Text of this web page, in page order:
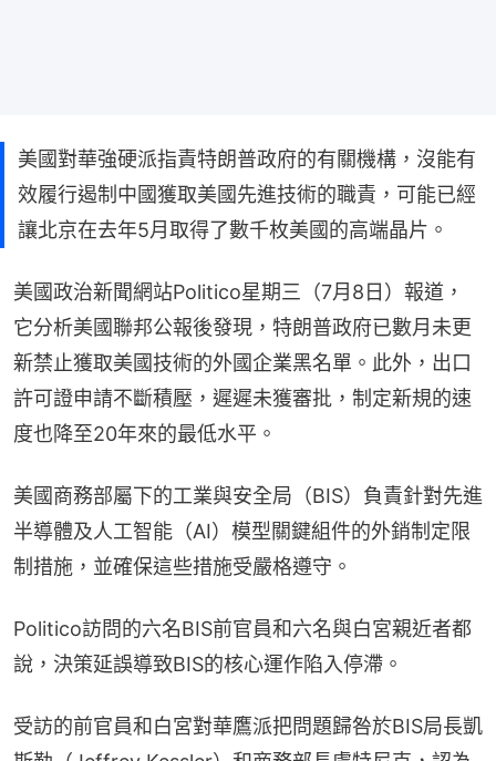
美國對華強硬派指責特朗普政府的有關機構，沒能有
效履行遏制中國獲取美國先進技術的職責，可能已經
讓北京在去年5月取得了數千枚美國的高端晶片。
美國政治新聞網站Politico星期三（7月8日）報道，
它分析美國聯邦公報後發現，特朗普政府已數月未更
新禁止獲取美國技術的外國企業黑名單。此外，出口
許可證申請不斷積壓，遲遲未獲審批，制定新規的速
度也降至20年來的最低水平。
美國商務部屬下的工業與安全局（BIS）負責針對先進
半導體及人工智能（AI）模型關鍵組件的外銷制定限
制措施，並確保這些措施受嚴格遵守。
Politico訪問的六名BIS前官員和六名與白宮親近者都
說，決策延誤導致BIS的核心運作陷入停滯。
受訪的前官員和白宮對華鷹派把問題歸咎於BIS局長凱